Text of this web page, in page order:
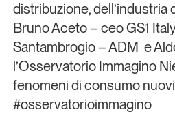
in modo
largo consumo e
GS1 Italy
distribuzione, dell’industria
Bruno Aceto– ceoGS1 Italy
Santambrogio–ADM e
l’Osservatorio Immagino
fenomeni di consumo
#osservatorioimmagino